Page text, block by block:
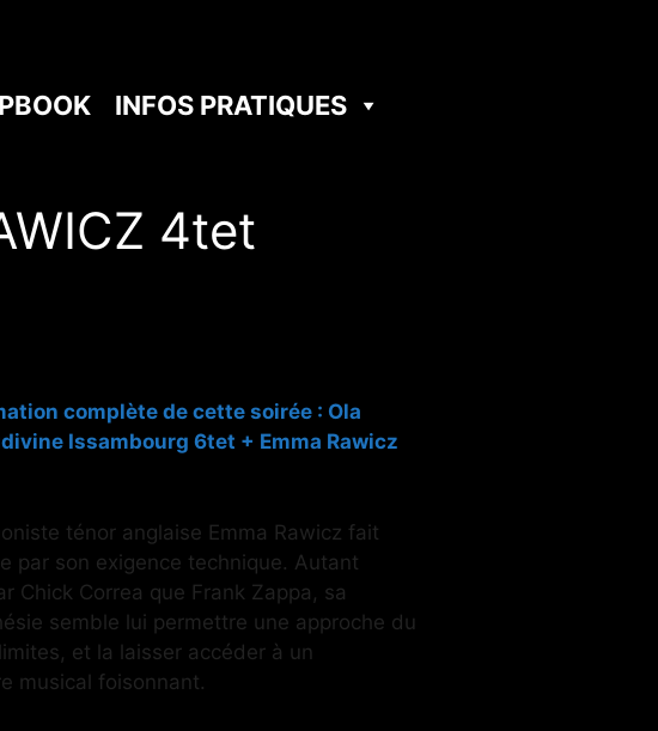
INFOS PRATIQUES
4tet
complète de cette soirée : Ola
Issambourg 6tet + Emma Rawicz
ténor anglaise Emma Rawicz fait
par son exigence technique. Autant
Chick Correa que Frank Zappa, sa
semble lui permettre une approche du
et la laisser accéder à un
musical foisonnant.